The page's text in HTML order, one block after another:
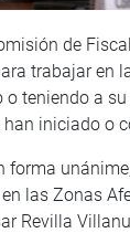
de
trabajar en
o teniendo a
iniciado o
forma
las Zonas
Revilla